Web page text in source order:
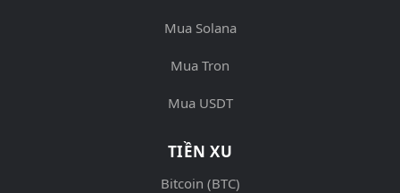
Mua Solana
Mua Tron
Mua USDT
TIỀN XU
Bitcoin (BTC)